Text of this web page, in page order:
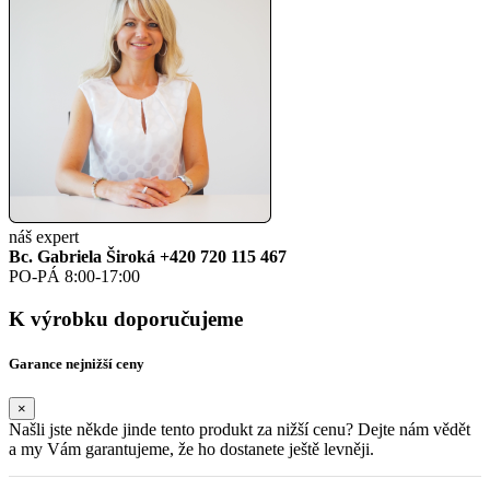
náš expert
Bc. Gabriela Široká +420 720 115 467
PO-PÁ 8:00-17:00
K výrobku doporučujeme
Garance nejnižší ceny
×
Našli jste někde jinde tento produkt za nižší cenu? Dejte nám vědět
a my Vám garantujeme, že ho dostanete ještě levněji.